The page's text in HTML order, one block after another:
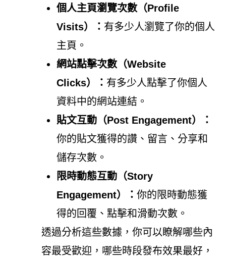
個人主頁瀏覽次數（Profile
Visits）： 有多少人瀏覽了你的個人
主頁。
網站點擊次數（Website
Clicks）： 有多少人點擊了你個人
資料中的網站連結。
貼文互動（Post Engagement）：
你的貼文獲得的讚、留言、分享和
儲存次數。
限時動態互動（Story
Engagement）： 你的限時動態獲
得的回覆、點擊和滑動次數。
透過分析這些數據，你可以瞭解哪些內
容最受歡迎，哪些時段發布效果最好，